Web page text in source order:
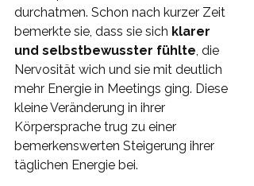
durchatmen. Schon nach kurzer Zeit
bemerkte sie, dass sie sich klarer
und selbstbewusster fühlte, die
Nervosität wich und sie mit deutlich
mehr Energie in Meetings ging. Diese
kleine Veränderung in ihrer
Körpersprache trug zu einer
bemerkenswerten Steigerung ihrer
täglichen Energie bei.